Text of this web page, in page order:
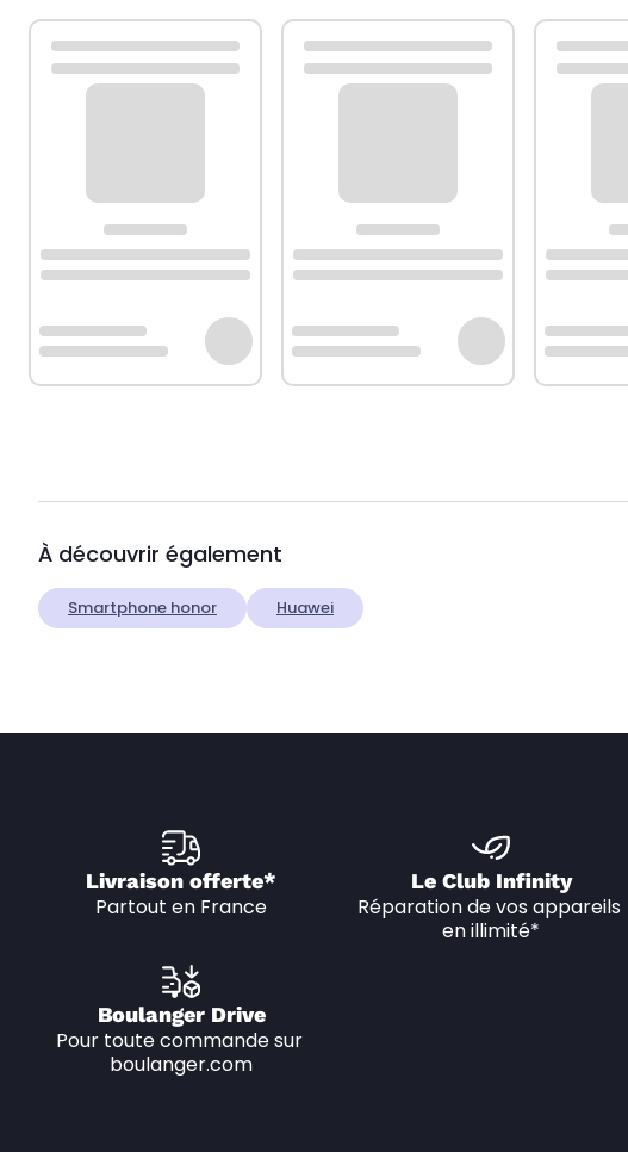
À découvrir également
Smartphone honor Huawei
Livraison offerte*
Partout en France
Le Club Infinity
Réparation de vos appareils
en illimité*
Boulanger Drive
Pour toute commande sur
boulanger.com